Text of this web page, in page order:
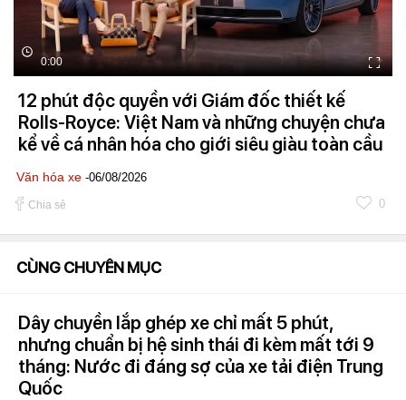
0:00
12 phút độc quyền với Giám đốc thiết kế
Rolls-Royce: Việt Nam và những chuyện chưa
kể về cá nhân hóa cho giới siêu giàu toàn cầu
Văn hóa xe -06/08/2026
Chia sẻ 0
CÙNG CHUYÊN MỤC
Dây chuyền lắp ghép xe chỉ mất 5 phút,
nhưng chuẩn bị hệ sinh thái đi kèm mất tới 9
tháng: Nước đi đáng sợ của xe tải điện Trung
Quốc